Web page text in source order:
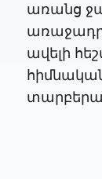
առանց
ավելի